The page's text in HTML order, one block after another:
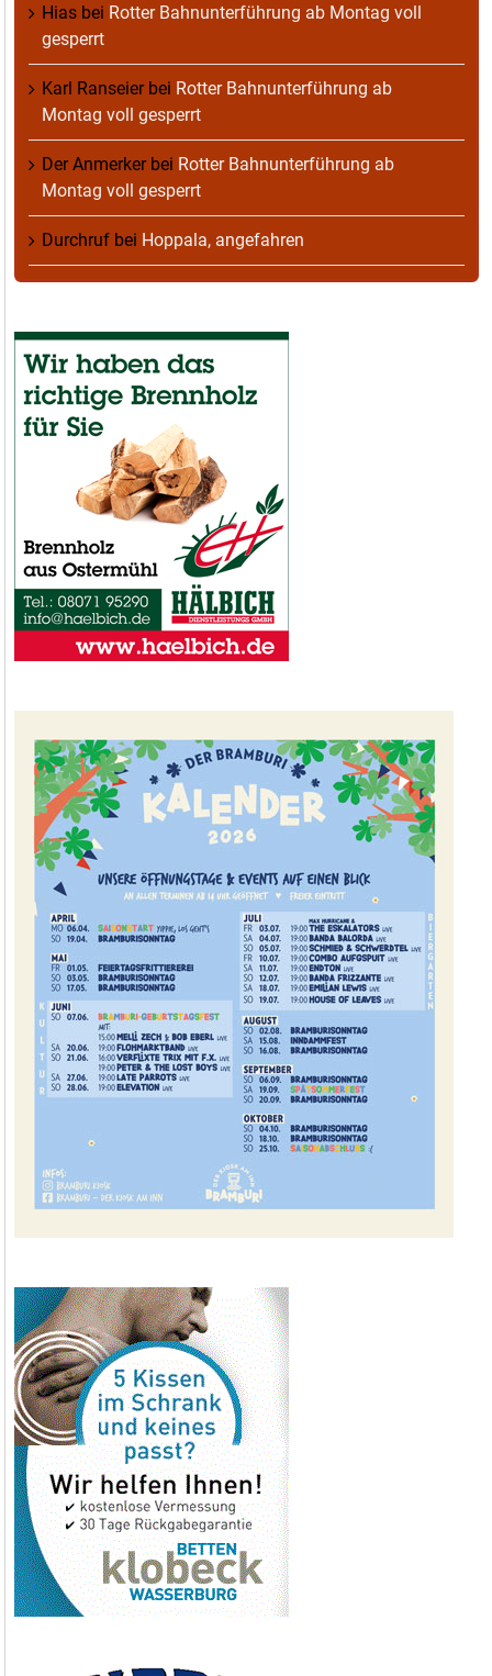
Hias bei Rotter Bahnunterführung ab Montag voll
gesperrt
Karl Ranseierbei Rotter Bahnunterführung ab
Montag voll gesperrt
Der Anmerkerbei Rotter Bahnunterführung ab
Montag voll gesperrt
Durchruf bei Hoppala, angefahren